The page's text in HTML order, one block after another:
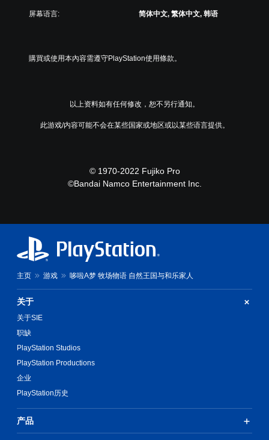
屏幕语言: 简体中文, 繁体中文, 韩语
購買或使用本內容需遵守PlayStation使用條款。
以上资料如有任何修改，恕不另行通知。
此游戏/内容可能不会在某些国家或地区或以某些语言提供。
© 1970-2022 Fujiko Pro
©Bandai Namco Entertainment Inc.
主页 游戏 哆啦A梦 牧场物语 自然王国与和乐家人
关于
关于SIE
职缺
PlayStation Studios
PlayStation Productions
企业
PlayStation历史
产品